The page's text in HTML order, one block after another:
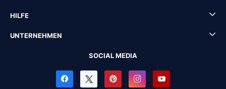
HILFE
UNTERNEHMEN
SOCIAL MEDIA